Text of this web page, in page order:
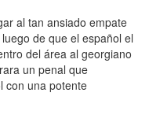
al tan ansiado empate
de que el español el
del área al georgiano
un penal que
con una potente